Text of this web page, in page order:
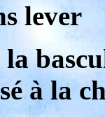
lever
la
à la